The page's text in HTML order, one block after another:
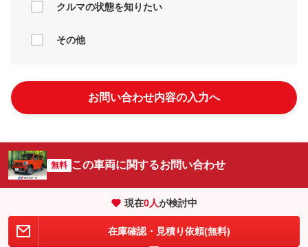
クルマの状態を知りたい
その他
お問い合わせ内容の入力へ
無料 この車両に関するお問い合わせ
現在0人が検討中
在庫確認・見積り依頼(無料)